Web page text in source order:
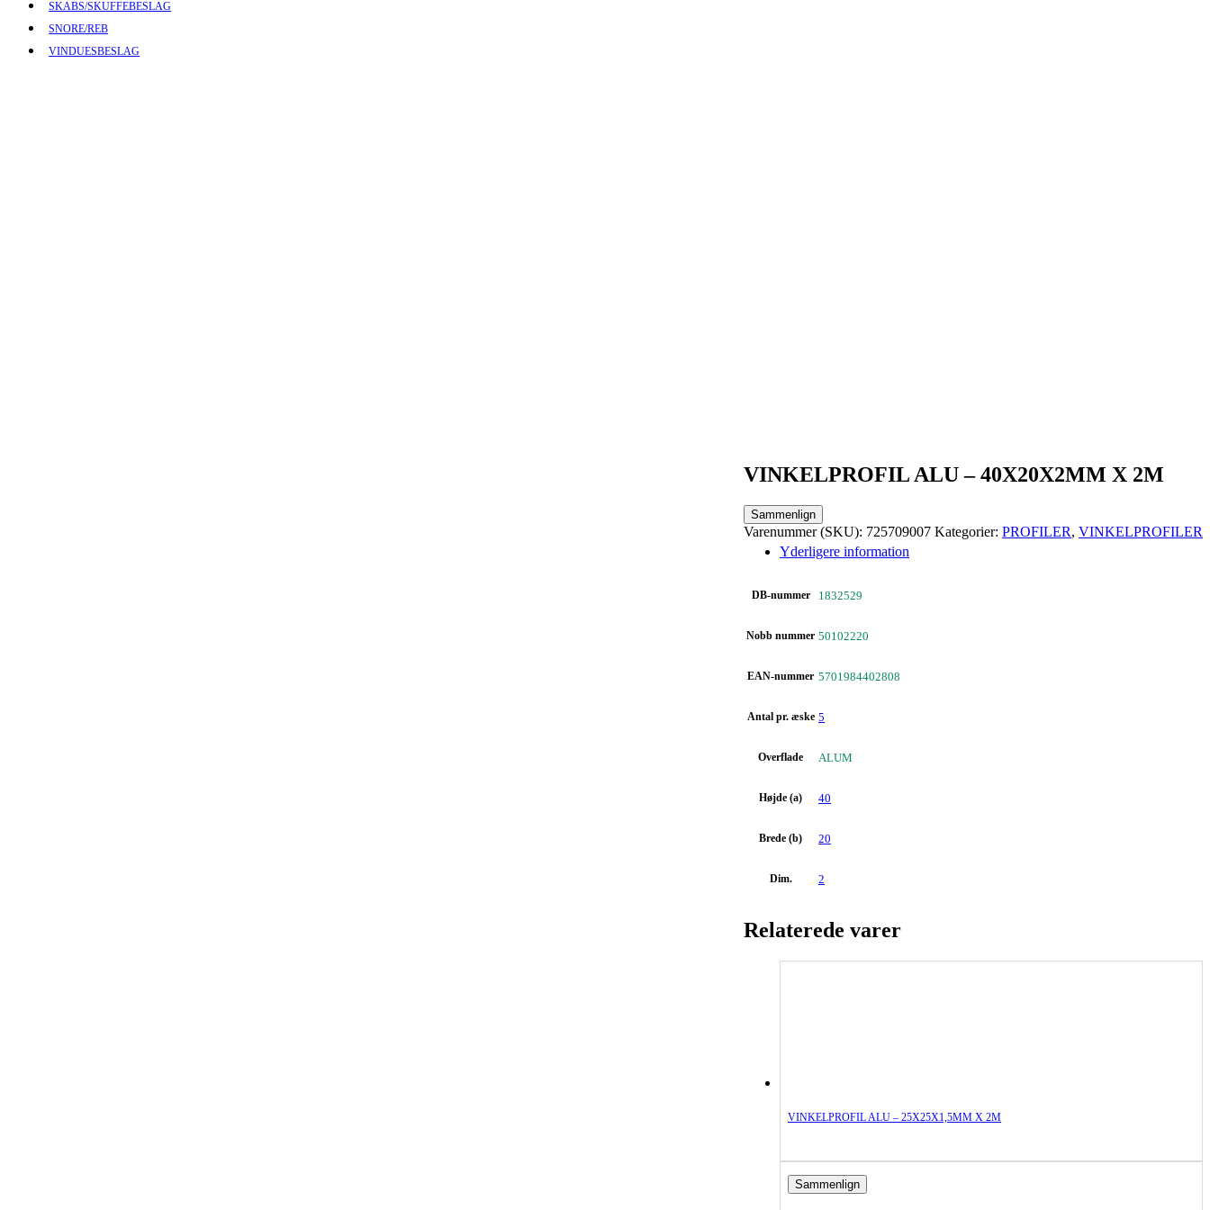
VINKELPROFIL ALU – 40X20X2MM X 2M
Sammenlign
Varenummer (SKU): 725709007 Kategorier: PROFILER, VINKELPROFILER
Yderligere information
DB-nummer 1832529
Nobb nummer 50102220
EAN-nummer 5701984402808
Antal pr. æske 5
Overflade ALUM
Højde (a) 40
Brede (b) 20
Dim. 2
Relaterede varer
VINKELPROFIL ALU – 25X25X1,5MM X 2M
Sammenlign
SKABS/SKUFFEBESLAG
SNORE/REB
VINDUESBESLAG